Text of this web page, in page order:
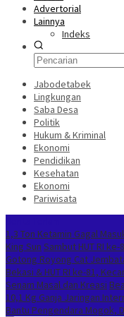
Advertorial
Lainnya
Indeks
Jabodetabek
Lingkungan
Saba Desa
Politik
Hukum & Kriminal
Ekonomi
Pendidikan
Kesehatan
Ekonomi
Pariwisata
1,3 Ton Ketamin Gagal
King Sun Sambut HUT RI
Gotong Royong Cat
Bekasi & HUT RI ke-81,
Senam Masal dan Kreasi
10,1 Kg Ganja Jaringan
Bantu Pengendara Mogok,